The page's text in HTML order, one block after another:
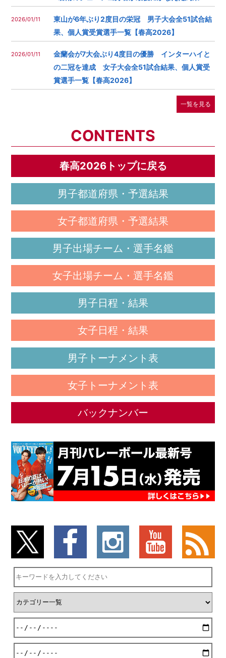
2026/01/11
東山が6年ぶり2度目の栄冠 男子大会全51試合結
果、個人賞受賞選手一覧【春高2026】
2026/01/11
金蘭会が7大会ぶり4度目の優勝 インターハイと
の二冠を達成 女子大会全51試合結果、個人賞受
賞選手一覧【春高2026】
一覧を見る
CONTENTS
春高2026トップに戻る
男子都道府県・予選結果
女子都道府県・予選結果
男子出場チーム・選手名鑑
女子出場チーム・選手名鑑
男子日程・結果
女子日程・結果
男子トーナメント表
女子トーナメント表
バックナンバー